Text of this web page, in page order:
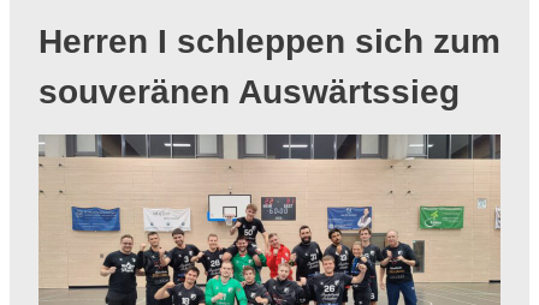
Herren I schleppen sich zum
souveränen Auswärtssieg